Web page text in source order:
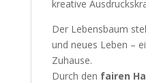
kreative
Der Lebensbaum
und neues Leben –
Zuhause.
Durch den fairen